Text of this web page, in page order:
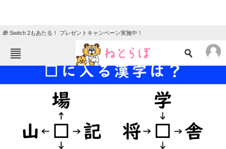
🎁 Switch 2もあたる！ プレゼントキャンペーン実施中！
ねとらぼメニュー
TOP ニュース
地域